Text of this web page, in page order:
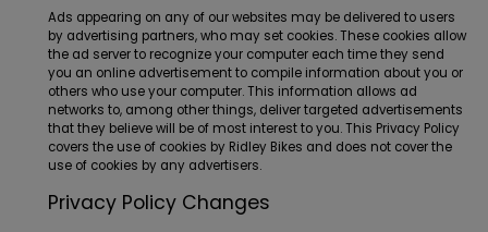
Ads appearing on any of our websites may be delivered to users
by advertising partners, who may set cookies. These cookies allow
the ad server to recognize your computer each time they send
you an online advertisement to compile information about you or
others who use your computer. This information allows ad
networks to, among other things, deliver targeted advertisements
that they believe will be of most interest to you. This Privacy Policy
covers the use of cookies by Ridley Bikes and does not cover the
use of cookies by any advertisers.
Privacy Policy Changes